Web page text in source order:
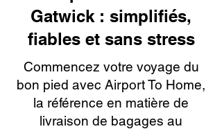
Gatwick : simplifiés,
fiables et sans stress
Commencez votre voyage du
bon pied avec Airport To Home,
la référence en matière de
livraison de bagages au